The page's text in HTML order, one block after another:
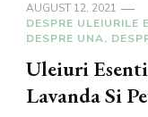
AUGUST 12, 2021
DESPRE ULEIURILE
DESPRE UNA,
Uleiuri
Lavanda Si